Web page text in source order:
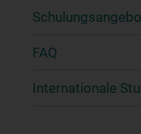
FAQ
Internationale